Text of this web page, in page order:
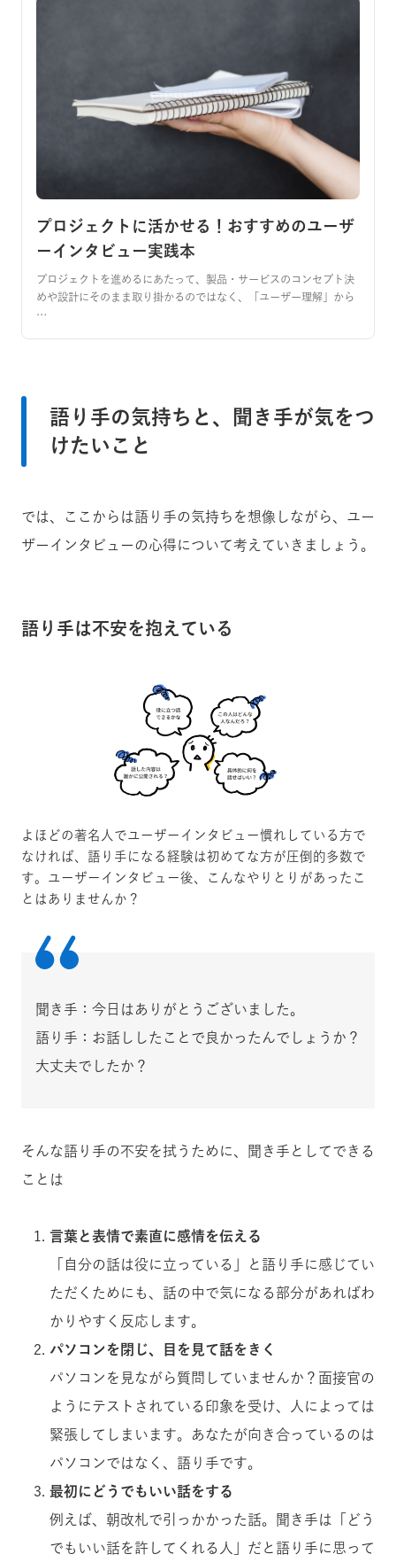
プロジェクトに活かせる！おすすめのユーザ
ーインタビュー実践本
プロジェクトを進めるにあたって、製品・サービスのコンセプト決
めや設計にそのまま取り掛かるのではなく、「ユーザー理解」から
…
語り手の気持ちと、聞き手が気をつ
けたいこと
では、ここからは語り手の気持ちを想像しながら、ユー
ザーインタビューの心得について考えていきましょう。
語り手は不安を抱えている
よほどの著名人でユーザーインタビュー慣れしている方で
なければ、語り手になる経験は初めてな方が圧倒的多数で
す。ユーザーインタビュー後、こんなやりとりがあったこ
とはありませんか？
聞き手：今日はありがとうございました。
語り手：お話ししたことで良かったんでしょうか？
大丈夫でしたか？
そんな語り手の不安を拭うために、聞き手としてできる
ことは
言葉と表情で素直に感情を伝える
「自分の話は役に立っている」と語り手に感じてい
ただくためにも、話の中で気になる部分があればわ
かりやすく反応します。
パソコンを閉じ、目を見て話をきく
パソコンを見ながら質問していませんか？面接官の
ようにテストされている印象を受け、人によっては
緊張してしまいます。あなたが向き合っているのは
パソコンではなく、語り手です。
最初にどうでもいい話をする
例えば、朝改札で引っかかった話。聞き手は「どう
でもいい話を許してくれる人」だと語り手に思って